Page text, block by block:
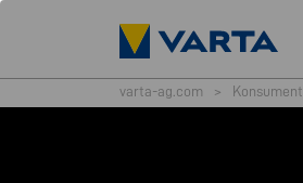
varta-ag.com > Konsument